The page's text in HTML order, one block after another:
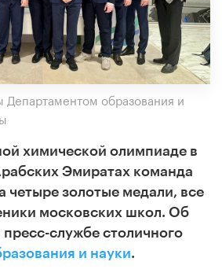
образования и
химической олимпиаде в
Эмиратах команда
четыре золотые медали, все
московских школ. Об
службе столичного
и науки.